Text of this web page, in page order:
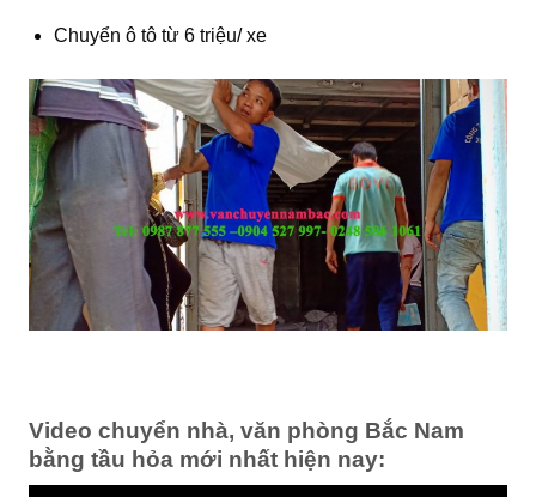
Chuyển ô tô từ 6 triệu/ xe
Video chuyển nhà, văn phòng Bắc Nam
bằng tầu hỏa mới nhất hiện nay: